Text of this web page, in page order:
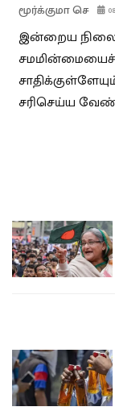
மூர்க்குமா செ
இன்றைய
சமமின்மையைச்
சரிசெய்ய